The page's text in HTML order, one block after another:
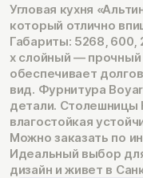
Угловая кухня
который отлично
Габариты: 5268, 600,
х слойный —
обеспечивает
вид. Фурнитура
детали. Столешницы
влагостойкая
Можно заказать по
Идеальный выбор
дизайн и живет в